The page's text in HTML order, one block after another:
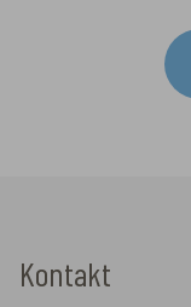
Kontakt